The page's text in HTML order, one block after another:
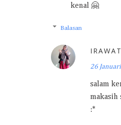
kenal 🤗
Balasan
26
salam
makasih
:*